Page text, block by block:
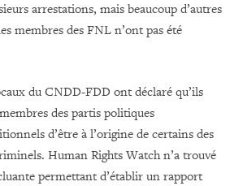
arrestations, mais beaucoup d’autres
membres des FNL n’ont pas été
du CNDD-FDD ont déclaré qu’ils
des partis politiques
d’être à l’origine de certains des
Human Rights Watch n’a trouvé
permettant d’établir un rapport